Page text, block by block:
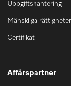
Uppgiftshantering
Mänskliga rättigheter
Certifikat
Affärspartner